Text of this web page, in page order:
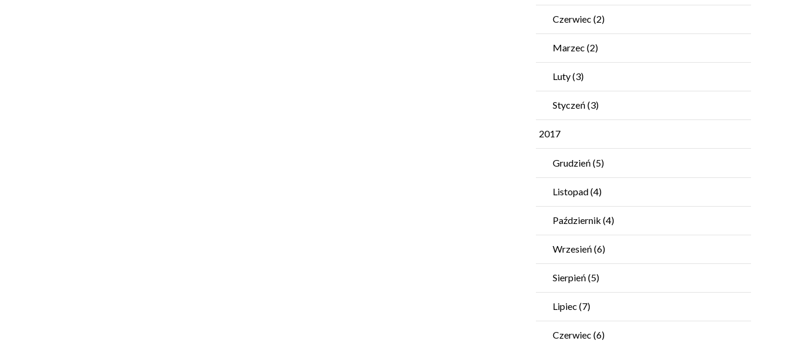
Czerwiec (2)
Marzec (2)
Luty(3)
Styczeń (3)
2017
Grudzień (5)
Listopad(4)
Październik (4)
Wrzesień (6)
Sierpień (5)
Lipiec (7)
Czerwiec (6)